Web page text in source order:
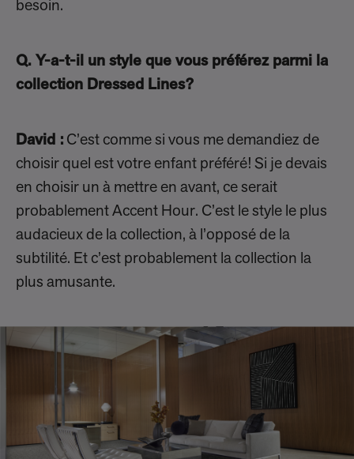
besoin.
Q. Y-a-t-il un style que vous préférez parmi la
collection Dressed Lines?
David : C’est comme si vous me demandiez de
choisir quel est votre enfant préféré! Si je devais
en choisir un à mettre en avant, ce serait
probablement Accent Hour. C’est le style le plus
audacieux de la collection, à l’opposé de la
subtilité. Et c’est probablement la collection la
plus amusante.